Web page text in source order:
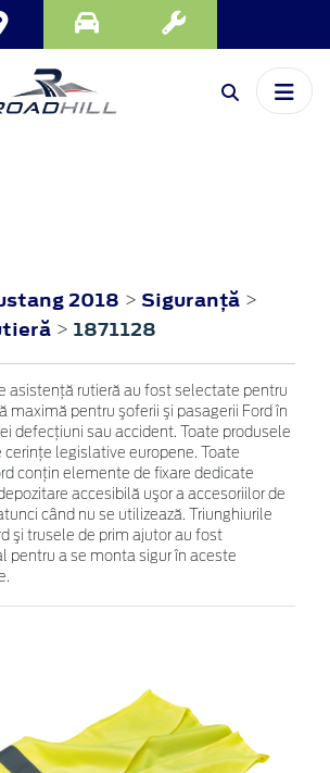
2018 > Siguranţă >
> 1871128
asistenţă rutieră au fost selectate pentru
maximă pentru şoferii şi pasagerii Ford în
defecţiuni sau accident. Toate produsele
cerinţe legislative europene. Toate
conţin elemente de fixare dedicate
accesibilă uşor a accesoriilor de
când nu se utilizează. Triunghiurile
şi trusele de prim ajutor au fost
pentru a se monta sigur în aceste